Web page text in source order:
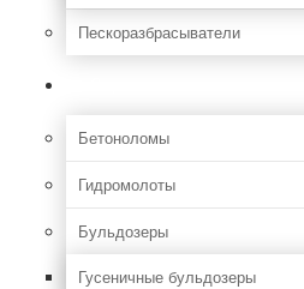
Пескоразбрасыватели
Бетоноломы
Гидромолоты
Бульдозеры
Гусеничные бульдозеры